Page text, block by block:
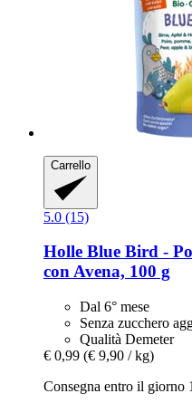
Carrello
5.0 (15)
Holle Blue Bird -​
con Avena, 100 g
Dal 6° mese
Senza zucchero
Qualità Demeter
€ 0,99 (€ 9,90 / kg)
Consegna entro il giorno